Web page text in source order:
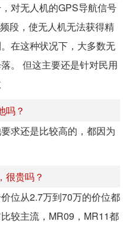
对无人机的GPS导航信号
段，使无人机无法获得精
在这种状况下，大多数无
。 但这主要还是针对民用
吗？
求还是比较高的，都因为
很贵吗？
位从2.7万到70万的价位都
较主流，MR09，MR11都